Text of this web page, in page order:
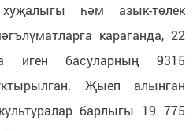
һәм азык-төлек
караганда, 22
иген басуларның 9315
Җыеп алынган
барлыгы 19 775